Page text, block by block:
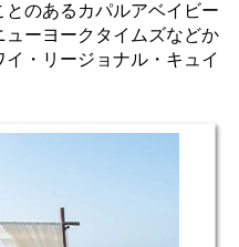
のあるカパルアベイビー
ーヨークタイムズなどか
・リージョナル・キュイ